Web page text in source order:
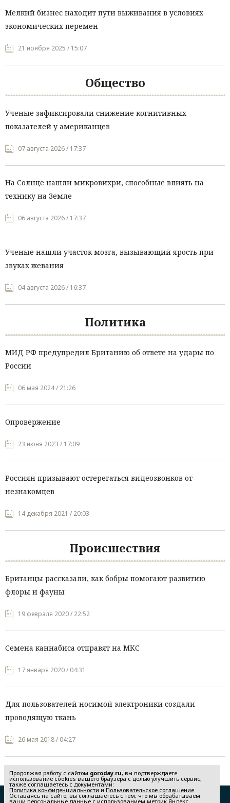
Мелкий бизнес находит пути выживания в условиях
экономических перемен
21 ноября 2025 / 15:07
Общество
Ученые зафиксировали снижение когнитивных
показателей у американцев
07 августа 2026 / 17:37
На Солнце нашли микровихри, способные влиять на
технику на Земле
06 августа 2026 / 17:37
Ученые нашли участок мозга, вызывающий ярость при
звуках жевания
04 августа 2026 / 16:37
Политика
МИД РФ предупредил Британию об ответе на удары по
России
06 мая 2024 / 21:26
Опровержение
23 июня 2023 / 17:09
Россиян призывают остерегаться видеозвонков от
незнакомцев
14 декабря 2021 / 20:03
Происшествия
Британцы рассказали, как бобры помогают развитию
флоры и фауны
19 февраля 2020 / 22:52
Семена каннабиса отправят на МКС
17 января 2020 / 04:31
Для пользователей носимой электроники создали
проводящую ткань
26 мая 2018 / 04:27
Продолжая работу с сайтом goroday.ru, вы подтверждаете
использование cookies вашего браузера с целью улучшить сервис,
также соглашаетесь с документами:
Политика конфиденциальности и Пользовательское соглашение
Оставаясь на сайте, вы соглашаетесь с тем, что мы обрабатываем
ваши персональные данные с использованием метрик Яндекс